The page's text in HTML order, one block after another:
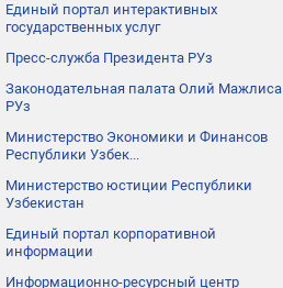
Единый портал интерактивных
государственных услуг
Пресс-служба Президента РУз
Законодательная палата Олий Мажлиса
РУз
Министерство Экономики и Финансов
Республики Узбек...
Министерство юстиции Республики
Узбекистан
Единый портал корпоративной
информации
Информационно-ресурсный центр